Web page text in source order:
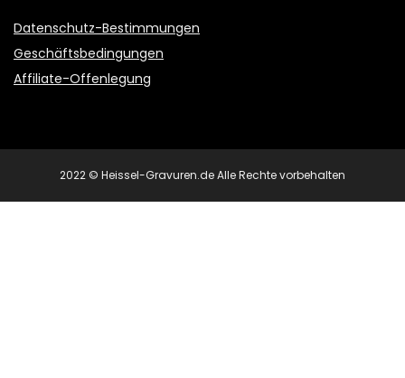
Datenschutz-Bestimmungen
Geschäftsbedingungen
Affiliate-Offenlegung
2022 © Heissel-Gravuren.de Alle Rechte vorbehalten